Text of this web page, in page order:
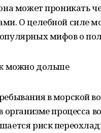
может проникать
О целебной силе
мифов о
можно дольше
в морской
организме процесса
риск